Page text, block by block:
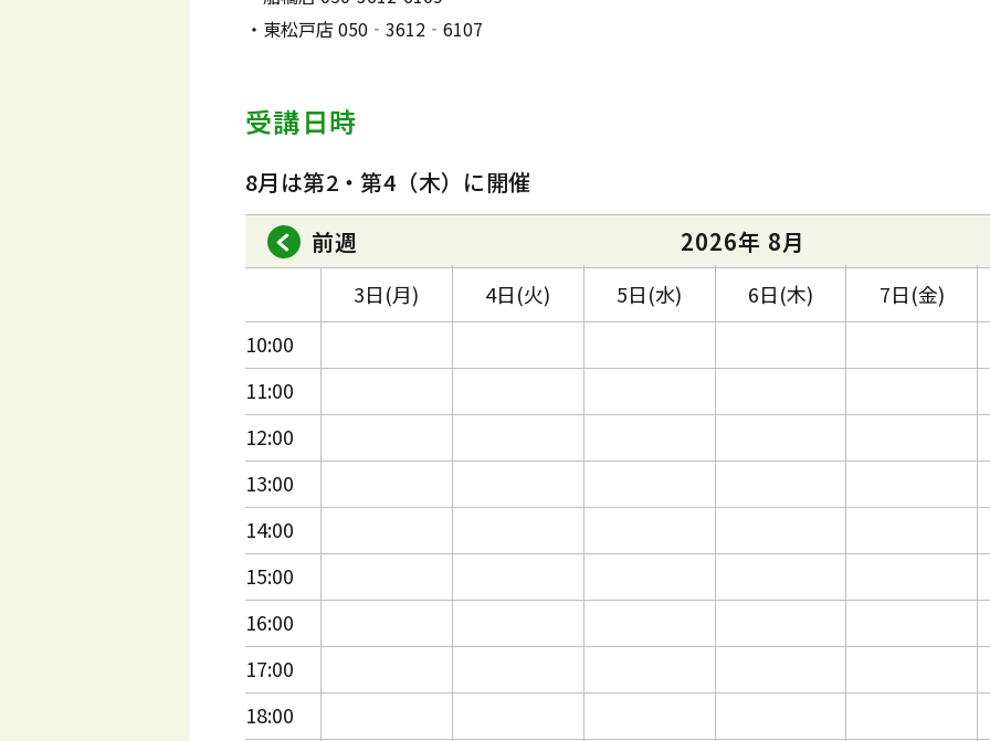
・東松戸店 050‐3612‐6107
受講日時
8月は第2・第4（木）に開催
前週
2026年 8月
10:00
11:00
12:00
13:00
14:00
15:00
16:00
17:00
18:00
3日(月) 4日(火) 5日(水) 6日(木) 7日(金)